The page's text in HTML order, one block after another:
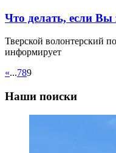
Что делать, если Вы
Тверской волонтерский
информирует
«...789
Наши поиски